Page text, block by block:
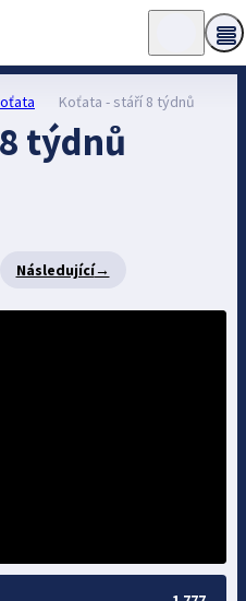
Koťata - stáří 8 týdnů
týdnů
Následující→